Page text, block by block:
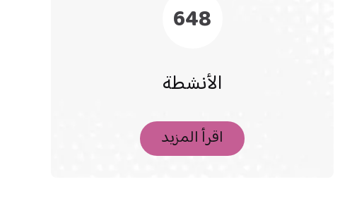
648
الأنشطة
اقرأ المزيد